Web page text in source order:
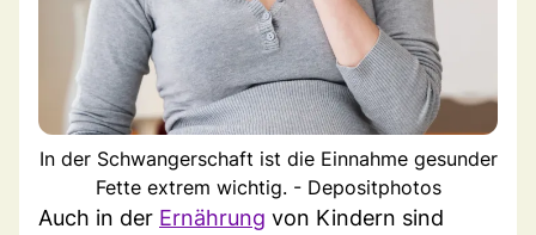
In der Schwangerschaft ist die Einnahme gesunder
Fette extrem wichtig. - Depositphotos
Auch in der Ernährung von Kindern sind